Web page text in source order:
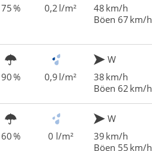
75 % 0,2 l/m²
48 km/h
Böen 67 km/h
90 % 0,9 l/m²
W
38 km/h
Böen 62 km/h
60 % 0 l/m²
W
39 km/h
Böen 55 km/h